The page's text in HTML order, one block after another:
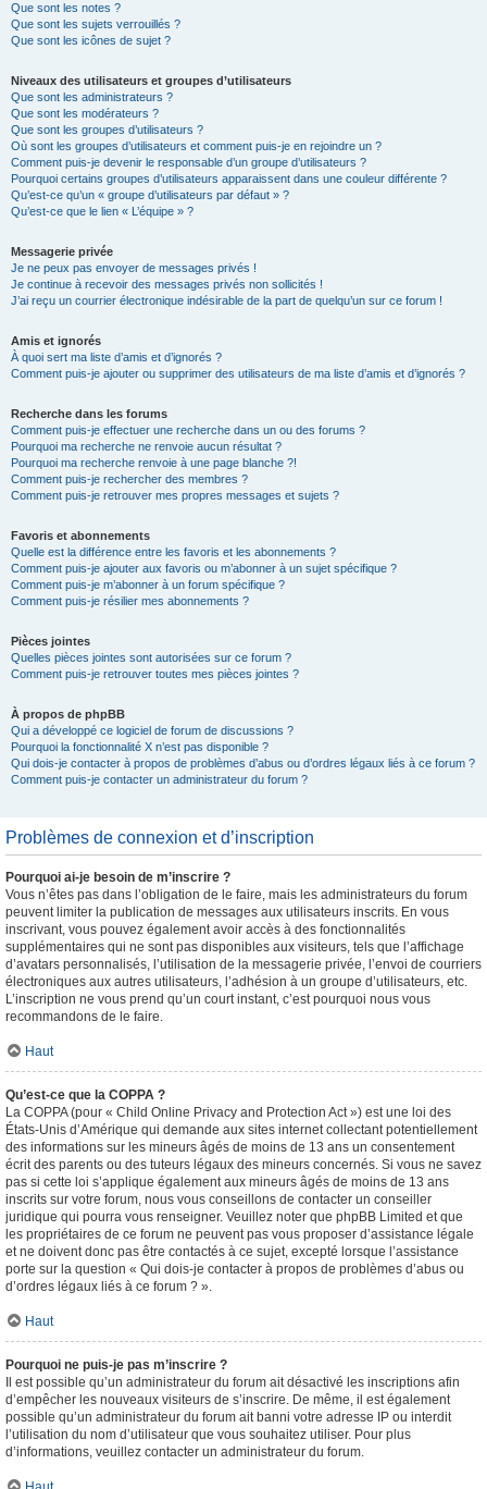
Que sont les notes ?
Que sont les sujets verrouillés ?
Que sont les icônes de sujet ?
Niveaux des utilisateurs et groupes d’utilisateurs
Que sont les administrateurs ?
Que sont les modérateurs ?
Que sont les groupes d’utilisateurs ?
Où sont les groupes d’utilisateurs et comment puis-je en rejoindre un ?
Comment puis-je devenir le responsable d’un groupe d’utilisateurs ?
Pourquoi certains groupes d’utilisateurs apparaissent dans une couleur différente ?
Qu’est-ce qu’un « groupe d’utilisateurs par défaut » ?
Qu’est-ce que le lien « L’équipe » ?
Messagerie privée
Je ne peux pas envoyer de messages privés !
Je continue à recevoir des messages privés non sollicités !
J’ai reçu un courrier électronique indésirable de la part de quelqu’un sur ce forum !
Amis et ignorés
À quoi sert ma liste d’amis et d’ignorés ?
Comment puis-je ajouter ou supprimer des utilisateurs de ma liste d’amis et d’ignorés ?
Recherche dans les forums
Comment puis-je effectuer une recherche dans un ou des forums ?
Pourquoi ma recherche ne renvoie aucun résultat ?
Pourquoi ma recherche renvoie à une page blanche ?!
Comment puis-je rechercher des membres ?
Comment puis-je retrouver mes propres messages et sujets ?
Favoris et abonnements
Quelle est la différence entre les favoris et les abonnements ?
Comment puis-je ajouter aux favoris ou m’abonner à un sujet spécifique ?
Comment puis-je m’abonner à un forum spécifique ?
Comment puis-je résilier mes abonnements ?
Pièces jointes
Quelles pièces jointes sont autorisées sur ce forum ?
Comment puis-je retrouver toutes mes pièces jointes ?
À propos de phpBB
Qui a développé ce logiciel de forum de discussions ?
Pourquoi la fonctionnalité X n’est pas disponible ?
Qui dois-je contacter à propos de problèmes d’abus ou d’ordres légaux liés à ce forum ?
Comment puis-je contacter un administrateur du forum ?
Problèmes de connexion et d’inscription
Pourquoi ai-je besoin de m’inscrire ?
Vous n’êtes pas dans l’obligation de le faire, mais les administrateurs du forum
peuvent limiter la publication de messages aux utilisateurs inscrits. En vous
inscrivant, vous pouvez également avoir accès à des fonctionnalités
supplémentaires qui ne sont pas disponibles aux visiteurs, tels que l’affichage
d’avatars personnalisés, l’utilisation de la messagerie privée, l’envoi de courriers
électroniques aux autres utilisateurs, l’adhésion à un groupe d’utilisateurs, etc.
L’inscription ne vous prend qu’un court instant, c’est pourquoi nous vous
recommandons de le faire.
Haut
Qu’est-ce que la COPPA ?
La COPPA (pour « Child Online Privacy and Protection Act ») est une loi des
États-Unis d’Amérique qui demande aux sites internet collectant potentiellement
des informations sur les mineurs âgés de moins de 13 ans un consentement
écrit des parents ou des tuteurs légaux des mineurs concernés. Si vous ne savez
pas si cette loi s’applique également aux mineurs âgés de moins de 13 ans
inscrits sur votre forum, nous vous conseillons de contacter un conseiller
juridique qui pourra vous renseigner. Veuillez noter que phpBB Limited et que
les propriétaires de ce forum ne peuvent pas vous proposer d’assistance légale
et ne doivent donc pas être contactés à ce sujet, excepté lorsque l’assistance
porte sur la question « Qui dois-je contacter à propos de problèmes d’abus ou
d’ordres légaux liés à ce forum ? ».
Haut
Pourquoi ne puis-je pas m’inscrire ?
Il est possible qu’un administrateur du forum ait désactivé les inscriptions afin
d’empêcher les nouveaux visiteurs de s’inscrire. De même, il est également
possible qu’un administrateur du forum ait banni votre adresse IP ou interdit
l’utilisation du nom d’utilisateur que vous souhaitez utiliser. Pour plus
d’informations, veuillez contacter un administrateur du forum.